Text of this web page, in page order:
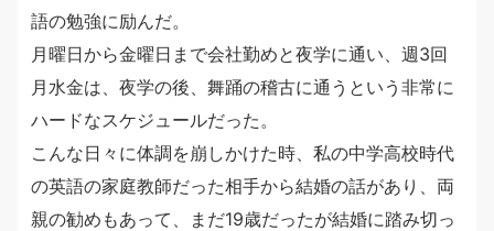
語の勉強に励んだ。
月曜日から金曜日まで会社勤めと夜学に通い、週3回
月水金は、夜学の後、舞踊の稽古に通うという非常に
ハードなスケジュールだった。
こんな日々に体調を崩しかけた時、私の中学高校時代
の英語の家庭教師だった相手から結婚の話があり、両
親の勧めもあって、まだ19歳だったが結婚に踏み切っ